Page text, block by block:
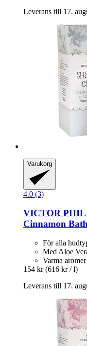
Leverans till 17.
Varukorg
4.0 (3)
VICTOR
Cinnamon
För alla
Med Aloe
Varma aromer
154 kr (616 kr / l)
Leverans till 17.